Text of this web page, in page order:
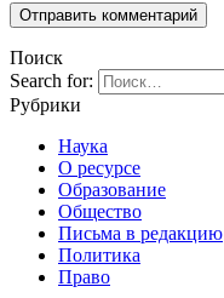
Поиск
Search for:
Рубрики
Наука
О ресурсе
Образование
Общество
Письма в редакцию
Политика
Право